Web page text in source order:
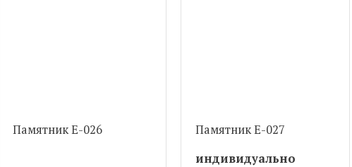
Памятник Е-026
Памятник Е-027
индивидуально